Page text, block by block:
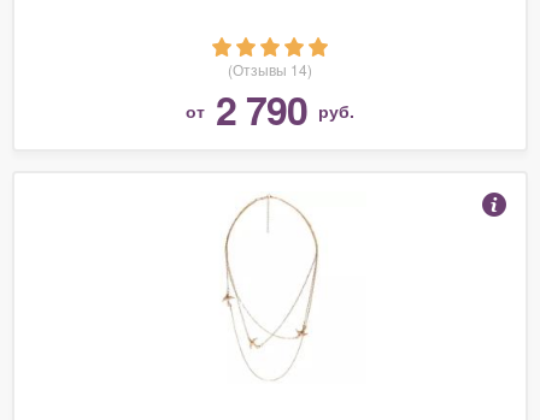
(Отзывы 14)
от 2 790 руб.